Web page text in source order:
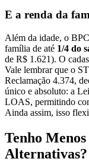
E a renda da
Além da idade, o
família de até 1/4 do
de R$ 1.621). O
Vale lembrar que o
Reclamação 4.374,
único e absoluto: a
LOAS, permitindo
Ainda assim, isso
Tenho
Alternativas?